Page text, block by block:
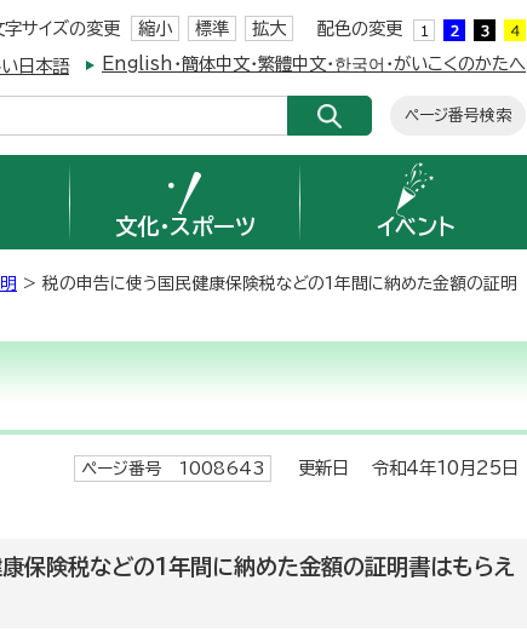
字サイズの変更 縮小 標準 拡大 配色の変更
日本語 English・簡体中文・繁體中文・한국어・がいこくのかたへ
ページ番号検索
文化・スポーツ イベント
> 税の申告に使う国民健康保険税などの1年間に納めた金額の証明
ページ番号 1008643 更新日 令和4年10月25日
保険税などの1年間に納めた金額の証明書はもらえ